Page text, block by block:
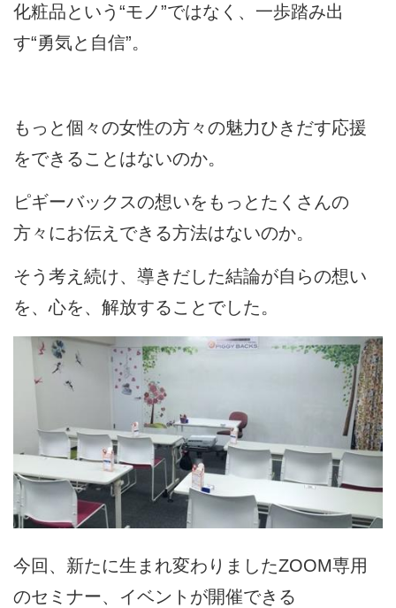
化粧品という“モノ”ではなく、一歩踏み出
す“勇気と自信”。
もっと個々の女性の方々の魅力ひきだす応援
をできることはないのか。
ピギーバックスの想いをもっとたくさんの
方々にお伝えできる方法はないのか。
そう考え続け、導きだした結論が自らの想い
を、心を、解放することでした。
今回、新たに生まれ変わりましたZOOM専用
のセミナー、イベントが開催できる